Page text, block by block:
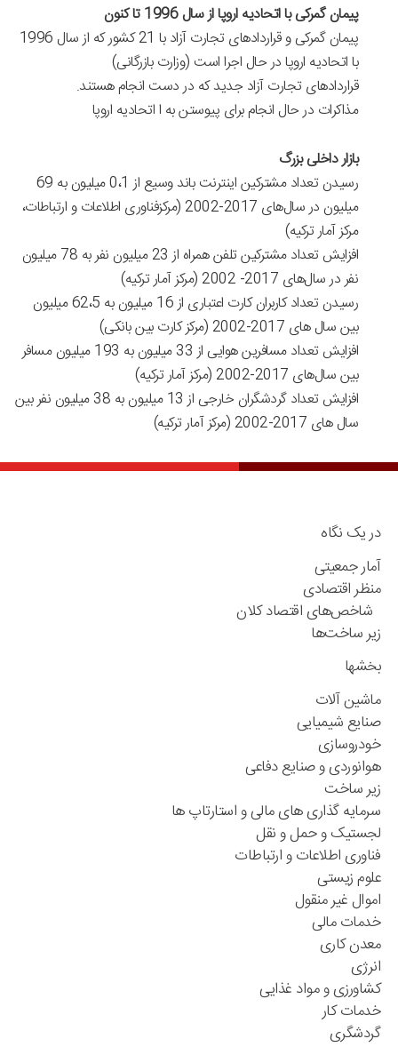
پیمان گمرکی با اتحادیه اروپا از سال 1996 تا کنون
پیمان گمرکی و قراردادهای تجارت آزاد با 21 کشور که از سال 1996
با اتحادیه اروپا در حال اجرا است (وزارت بازرگانی)
قراردادهای تجارت آزاد جدید که در دست انجام هستند.
مذاکرات در حال انجام برای پیوستن به ا اتحادیه اروپا
بازار داخلی بزرگ
رسیدن تعداد مشترکین اینترنت باند وسیع از 0،1 میلیون به 69
میلیون در سال‌های 2017-2002 (مرکزفناوری اطلاعات و ارتباطات،
مرکز آمار ترکیه)
افزایش تعداد مشترکین تلفن همراه از 23 میلیون نفر به 78 میلیون
نفر در سال‌های 2017- 2002 (مرکز آمار ترکیه)
رسیدن تعداد کاربران کارت اعتباری از 16 میلیون به 62،5 میلیون
بین سال های 2017-2002 (مرکز کارت بین بانکی)
افزایش تعداد مسافرین هوایی از 33 میلیون به 193 میلیون مسافر
بین سال‌های 2017-2002 (مرکز آمار ترکیه)
افزایش تعداد گردشگران خارجی از 13 میلیون به 38 میلیون نفر بین
سال های 2017-2002 (مرکز آمار ترکیه)
در یک نگاه
آمار جمعیتی
منظر اقتصادی
زیر ساخت‌ها
بخشها
ماشین آلات
صنایع شیمیایی
خودروسازی
هوانوردی و صنایع دفاعی
زیر ساخت
سرمایه گذاری های مالی و استارتاپ ها
لجستیک و حمل و نقل
فناوری اطلاعات و ارتباطات
علوم زیستی
اموال غیر منقول
خدمات مالی
معدن کاری
انرژی
کشاورزی و مواد غذایی
خدمات کار
گردشگری